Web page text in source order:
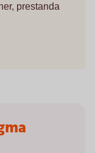
prestanda